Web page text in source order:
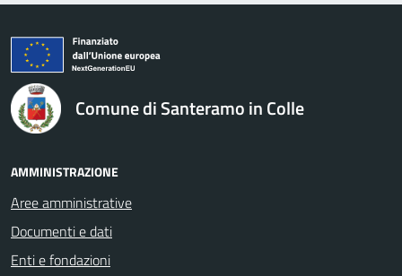
logo Unione Europea
Comune di Santeramo in Colle
AMMINISTRAZIONE
Aree amministrative
Documenti e dati
Enti e fondazioni